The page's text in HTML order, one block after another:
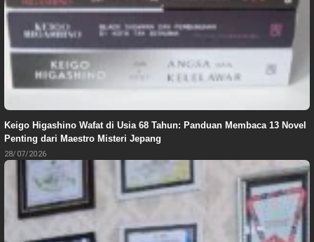
Keigo Higashino Wafat di Usia 68 Tahun: Panduan Membaca 13 Novel
Penting dari Maestro Misteri Jepang
28/07/2026